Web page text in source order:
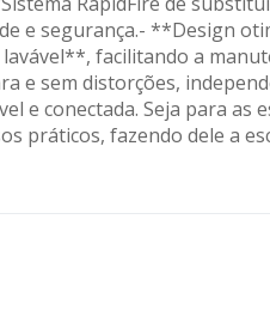
e segurança.- **Design
facilitando a
e sem distorções,
e conectada. Seja para as
práticos, fazendo dele a